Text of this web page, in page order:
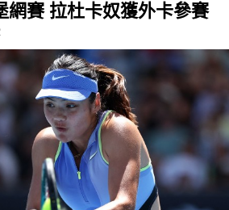
網賽 拉杜卡奴獲外卡參賽